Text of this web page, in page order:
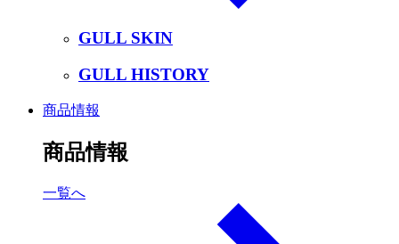
GULL SKIN
GULL HISTORY
商品情報
商品情報
一覧へ